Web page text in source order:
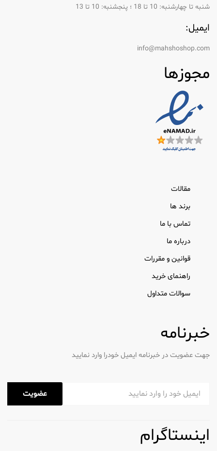
شنبه تا چهارشنبه: 10 تا 18 ؛ پنجشنبه: 10 تا 13
ایمیل:
info@mahshoshop.com
مجوزها
مقالات
برند ها
تماس با ما
درباره ما
قوانین و مقررات
راهنمای خرید
سوالات متداول
خبرنامه
جهت عضویت در خبرنامه ایمیل خودرا وارد نمایید
عضویت
اینستاگرام